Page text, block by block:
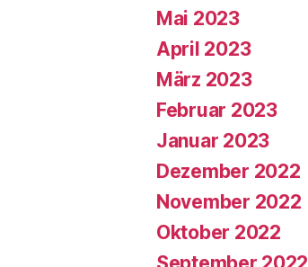
Mai 2023
April 2023
März 2023
Februar 2023
Januar 2023
Dezember 2022
November 2022
Oktober 2022
September 2022